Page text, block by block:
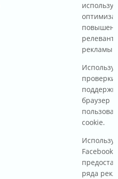
рекламы
проверки
браузер
cookie.
Facebook
ряда